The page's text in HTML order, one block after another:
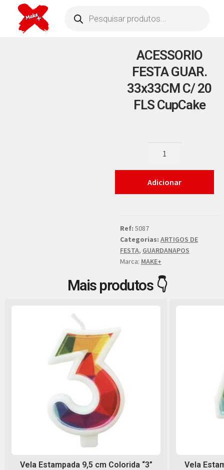
ACESSORIO
FESTA GUAR.
33x33CM C/ 20
FLS CupCake
Adicionar
Ref: 5087
Categorias: ARTIGOS DE
FESTA, GUARDANAPOS
Marca: MAKE+
Vela Estampada 9,5 cm Colorida “3” Vela
Mais produtos 👇